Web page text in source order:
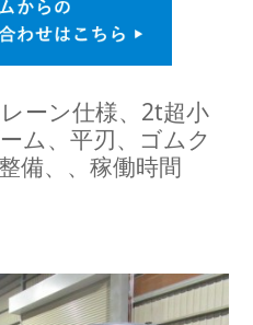
ーン仕様、2t超小
ム、平刃、ゴムク
備、、稼働時間